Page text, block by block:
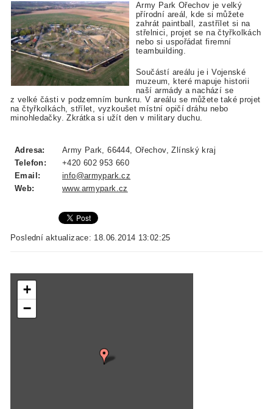
Army Park Ořechov je velký
přírodní areál, kde si můžete
zahrát paintball, zastřílet si na
střelnici, projet se na čtyřkolkách
nebo si uspořádat firemní
teambuilding.
Součástí areálu je i Vojenské
muzeum, které mapuje historii
naší armády a nachází se
z velké části v podzemním bunkru. V areálu se můžete také projet
na čtyřkolkách, střílet, vyzkoušet místní opičí dráhu nebo
minohledačky. Zkrátka si užít den v military duchu.
Adresa:
Army Park, 66444, Ořechov, Zlínský kraj
Telefon:
+420 602 953 660
Email:
info@armypark.cz
Web:
www.armypark.cz
Poslední aktualizace: 18.06.2014 13:02:25
+
−